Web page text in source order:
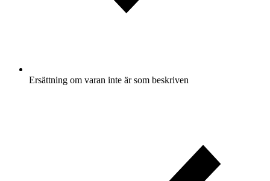
Ersättning om varan inte är som beskriven